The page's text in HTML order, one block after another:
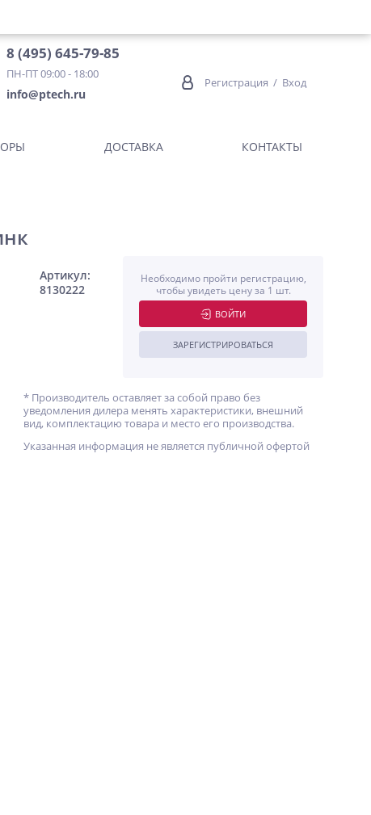
8 (495) 645-79-85
ПН-ПТ 09:00 - 18:00
info@ptech.ru
Регистрация / Вход
ДОСТАВКА КОНТАКТЫ
Артикул:
8130222
Необходимо пройти регистрацию,
чтобы увидеть цену за 1 шт.
ВОЙТИ
ЗАРЕГИСТРИРОВАТЬСЯ
* Производитель оставляет за собой право без
уведомления дилера менять характеристики, внешний
вид, комплектацию товара и место его производства.
Указанная информация не является публичной офертой